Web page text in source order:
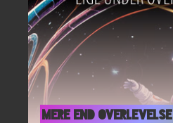
Mere end overlevelse